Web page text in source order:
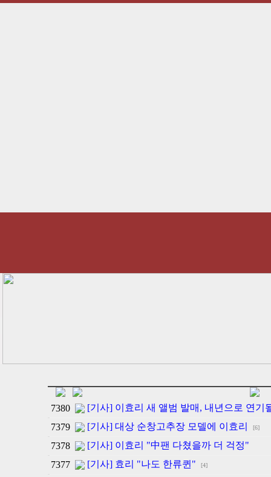
7380
[기사] 이효리 새 앨범 발매, 내년으로 연기
7379
[기사] 대상 순창고추장 모델에 이효리 [6]
7378
[기사] 이효리 "中팬 다쳤을까 더 걱정"
7377
[기사] 효리 "나도 한류퀸" [4]